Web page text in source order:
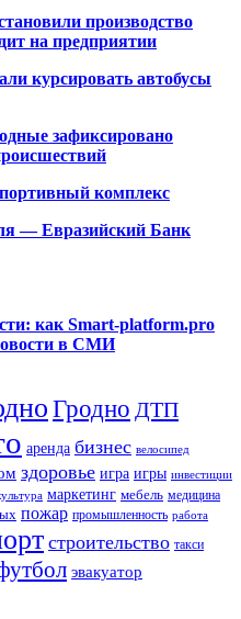
производство
на предприятии
курсировать автобусы
зафиксировано
комплекс
— Евразийский Банк
как Smart-platform.pro
в СМИ
Гродно ДТП
аренда бизнес велосипед
здоровье игра игры инвестиции
маркетинг мебель медицина
пожар промышленность работа
строительство такси
эвакуатор